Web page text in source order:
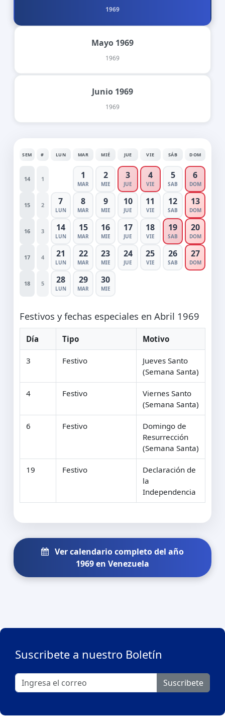
1969
Mayo 1969
1969
Junio 1969
1969
SEM # LUN MAR MIÉ JUE VIE SÁB DOM
14 1 1
MAR
2
MIE
3
JUE
4
VIE
5
SAB
6
DOM
15 2 7
LUN
8
MAR
9
MIE
10
JUE
11
VIE
12
SAB
13
DOM
16 3 14
LUN
15
MAR
16
MIE
17
JUE
18
VIE
19
SAB
20
DOM
17 4 21
LUN
22
MAR
23
MIE
24
JUE
25
VIE
26
SAB
27
DOM
18 5 28
LUN
29
MAR
30
MIE
Festivos y fechas especiales en Abril 1969
Día Tipo Motivo
3 Festivo
Jueves Santo
(Semana Santa)
4 Festivo
Viernes Santo
(Semana Santa)
6 Festivo
Domingo de
Resurrección
(Semana Santa)
19 Festivo
Declaración de
la
Independencia
Ver calendario completo del año
1969 en Venezuela
Suscribete a nuestro Boletín
Suscribete